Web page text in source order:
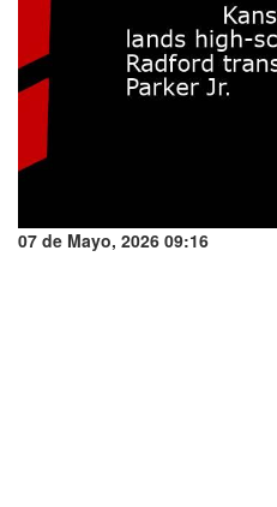
07 de Mayo, 2026 09:16